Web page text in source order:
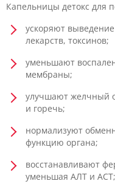
Капельницы детокс для
ускоряют
лекарств, токсинов;
уменьшают
мембраны;
улучшают желчный
и горечь;
нормализуют
функцию органа;
восстанавливают
уменьшая АЛТ и АСТ;